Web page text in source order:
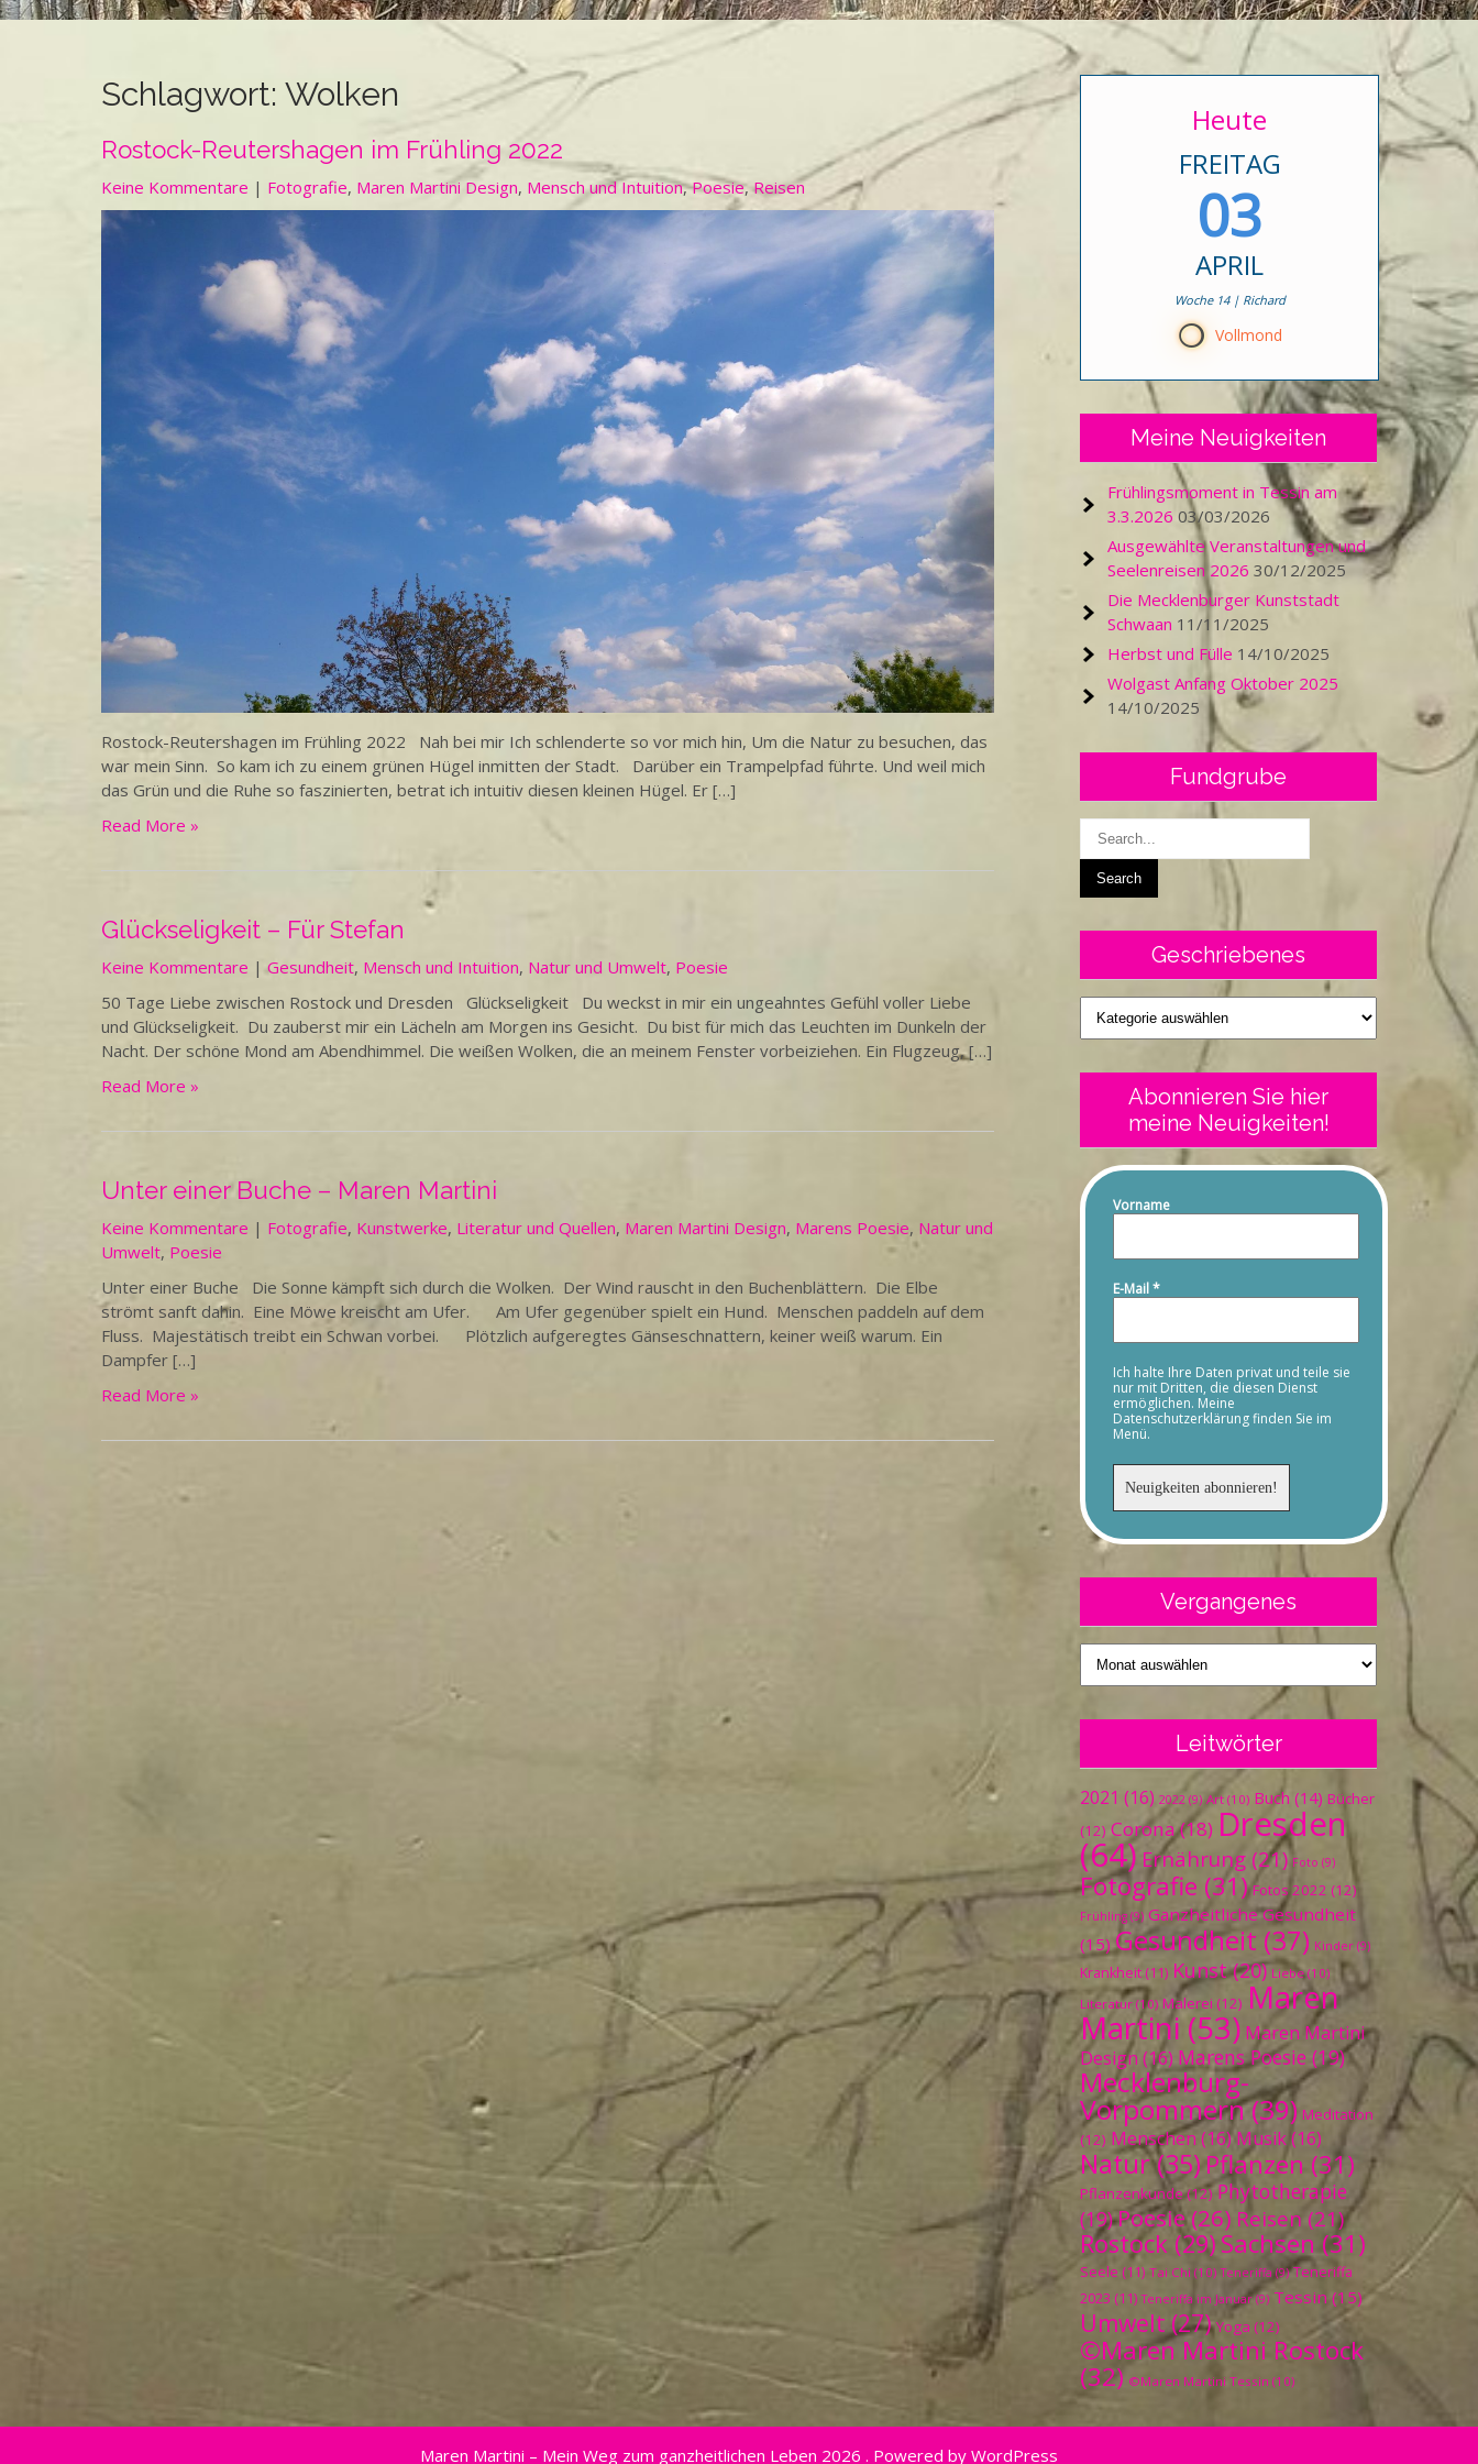
Schlagwort: Wolken
Rostock-Reutershagen im Frühling 2022
Keine Kommentare | Fotografie, Maren Martini Design, Mensch und Intuition,Poesie,Reisen
Rostock-Reutershagen im Frühling 2022 Nah bei mir Ich schlenderte so vor mich hin, Um die Natur zu besuchen, das
war mein Sinn. So kam ich zu einem grünen Hügel inmitten der Stadt. Darüber ein Trampelpfad führte. Und weil mich
das Grün und die Ruhe so faszinierten, betrat ich intuitiv diesen kleinen Hügel. Er […]
Read More »
Glückseligkeit – Für Stefan
Keine Kommentare |Gesundheit, Mensch und Intuition, Natur und Umwelt, Poesie
50 Tage Liebe zwischen Rostock und Dresden Glückseligkeit Du weckst in mir ein ungeahntes Gefühl voller Liebe
und Glückseligkeit. Du zauberst mir ein Lächeln am Morgen ins Gesicht. Du bist für mich das Leuchten im Dunkeln der
Nacht. Der schöne Mond am Abendhimmel. Die weißen Wolken, die an meinem Fenster vorbeiziehen. Ein Flugzeug, […]
Read More »
Unter einer Buche – Maren Martini
Keine Kommentare | Fotografie, Kunstwerke, Literatur und Quellen, Maren Martini Design, Marens Poesie, Natur und
Umwelt, Poesie
Unter einer Buche Die Sonne kämpft sich durch die Wolken. Der Wind rauscht in den Buchenblättern. Die Elbe
strömt sanft dahin. Eine Möwe kreischt am Ufer. Am Ufer gegenüber spielt ein Hund. Menschen paddeln auf dem
Fluss. Majestätisch treibt ein Schwan vorbei. Plötzlich aufgeregtes Gänseschnattern, keiner weiß warum. Ein
Dampfer […]
Read More »
Heute
FREITAG
03
APRIL
Woche 14 | Richard
N Vollmond
Meine Neuigkeiten
Frühlingsmoment in Tessin am
3.3.2026 03/03/2026
Ausgewählte Veranstaltungen und
Seelenreisen 2026 30/12/2025
Die Mecklenburger Kunststadt
Schwaan 11/11/2025
Herbst und Fülle 14/10/2025
Wolgast Anfang Oktober 2025
14/10/2025
Fundgrube
Geschriebenes
Geschriebenes
Abonnieren Sie hier
meine Neuigkeiten!
Vorname
E-Mail*
Ich halte Ihre Daten privat und teile sie
nur mit Dritten, die diesen Dienst
ermöglichen. Meine
Datenschutzerklärung finden Sie im
Menü.
Vergangenes
Vergangenes
Leitwörter
2021 (16) 2022 (9) Art (10) Buch (14) Bücher
(12) Corona(18) Dresden
(64) Ernährung (21) Foto (9)
Fotografie (31) Fotos 2022 (12)
Frühling (9) Ganzheitliche Gesundheit
(15) Gesundheit (37) Kinder (9)
Krankheit (11) Kunst(20) Liebe(10)
Literatur (10) Malerei (12) Maren
Martini(53) Maren Martini
Design (16) Marens Poesie (19)
Mecklenburg-
Vorpommern(39) Meditation
(12) Menschen (16) Musik(16)
Natur(35)Pflanzen (31)
Pflanzenkunde(12) Phytotherapie
(19)Poesie(26) Reisen(21)
Rostock (29) Sachsen (31)
Seele (11) Tai Chi (10) Teneriffa (9) Teneriffa
2023 (11) Teneriffa im Januar(9) Tessin (15)
Umwelt (27) Yoga (12)
©Maren Martini Rostock
(32) ©Maren Martini Tessin (10)
Maren Martini – Mein Weg zum ganzheitlichen Leben 2026 . Powered by WordPress